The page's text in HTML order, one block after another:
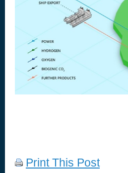
Print This Post